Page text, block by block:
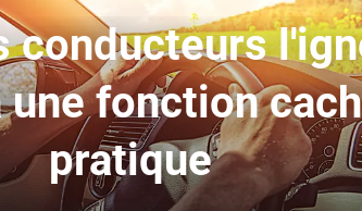
conducteurs
fonction
pratique